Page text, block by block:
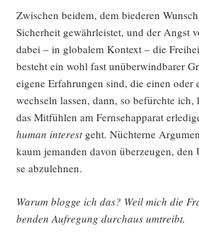
Zwi­schen bei­dem, dem bie­de­ren
Sicher­heit gewähr­leis­tet, und der Angst
dabei – in glo­ba­lem Kon­text – die
besteht ein wohl fast unüber­wind­ba­rer
eige­ne Erfah­run­gen sind, die einen oder
wech­seln las­sen, dann, so befürch­te ich,
das Mit­füh­len am Fern­seh­ap­pa­rat
human inte­restgeht. Nüch­ter­ne
kaum jeman­den davon über­zeu­gen, den
se abzulehnen.
War­um blog­ge ich das? Weil mich die
ben­den Auf­re­gung durch­aus umtreibt.